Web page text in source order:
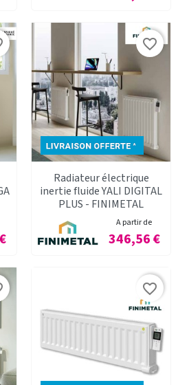
Radiateur électrique
inertie fluide YALI DIGITAL
PLUS - FINIMETAL
A partir de
Prix
346,56 €
favorite_border
favorite_border